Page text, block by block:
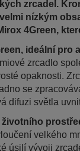
zrcadel.
velmi nízkým
4Green,
ideální pro
zrcadlo
opaknosti.
se
difuzi světla
životního
velkého
úsilí vývoji